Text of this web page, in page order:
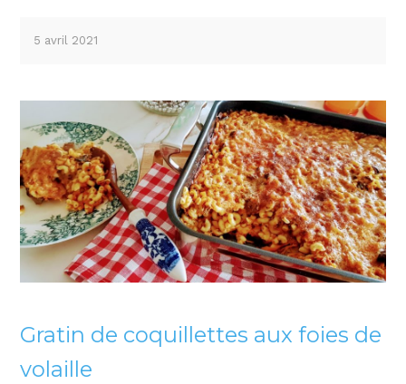
5 avril 2021
Gratin de coquillettes aux foies de
volaille